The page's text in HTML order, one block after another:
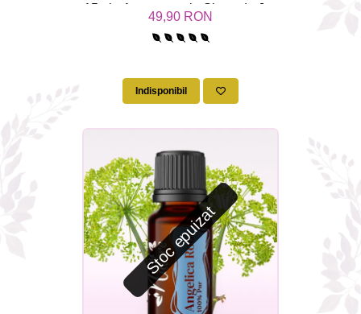
15ml - Aromaterapie Sigura | nJoy
Nature
49,90 RON
Indisponibil
Stoc epuizat